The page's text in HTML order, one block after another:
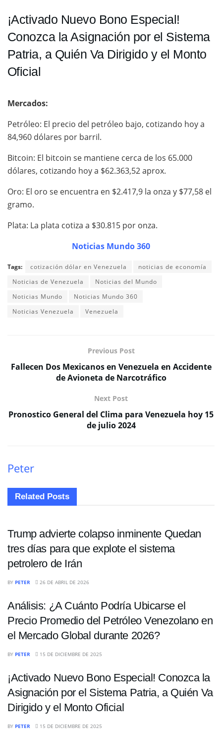
¡Activado Nuevo Bono Especial!
Conozca la Asignación por el Sistema
Patria, a Quién Va Dirigido y el Monto
Oficial
Mercados:
Petróleo: El precio del petróleo bajo, cotizando hoy a
84,960 dólares por barril.
Bitcoin: El bitcoin se mantiene cerca de los 65.000
dólares, cotizando hoy a $62.363,52 aprox.
Oro: El oro se encuentra en $2.417,9 la onza y $77,58 el
gramo.
Plata: La plata cotiza a $30.815 por onza.
Noticias Mundo 360
Tags: cotización dólar en Venezuela
noticias de economía
Noticias de Venezuela
Noticias del Mundo
Noticias Mundo
Noticias Mundo 360
Noticias Venezuela
Venezuela
Previous Post
Fallecen Dos Mexicanos en Venezuela en Accidente
de Avioneta de Narcotráfico
Next Post
Pronostico General del Clima para Venezuela hoy 15
de julio 2024
Peter
Related Posts
ECONOMÍA
Trump advierte colapso inminente Quedan
tres días para que explote el sistema
petrolero de Irán
BY PETER 26 DE ABRIL DE 2026
Análisis: ¿A Cuánto Podría Ubicarse el
Precio Promedio del Petróleo Venezolano en
el Mercado Global durante 2026?
BY PETER 15 DE DICIEMBRE DE 2025
¡Activado Nuevo Bono Especial! Conozca la
Asignación por el Sistema Patria, a Quién Va
Dirigido y el Monto Oficial
BY PETER 15 DE DICIEMBRE DE 2025